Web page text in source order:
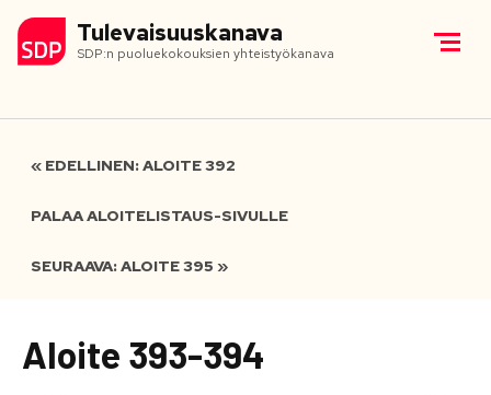
Tulevaisuuskanava
SDP:n puoluekokouksien yhteistyökanava
« EDELLINEN: ALOITE 392
PALAA ALOITELISTAUS-SIVULLE
SEURAAVA: ALOITE 395 »
Aloite 393-394